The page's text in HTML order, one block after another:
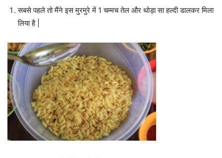
सबसे पहले तो मैंने इस मुरमुरे में 1 चम्मच तेल और थोड़ा सा हल्दी डालकर मिला
लिया है |